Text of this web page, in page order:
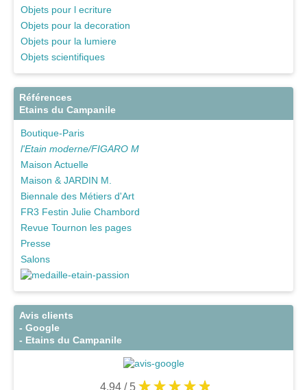
Objets pour l ecriture
Objets pour la decoration
Objets pour la lumiere
Objets scientifiques
Références
Etains du Campanile
Boutique-Paris
l'Etain moderne/FIGARO M
Maison Actuelle
Maison & JARDIN M.
Biennale des Métiers d'Art
FR3 Festin Julie Chambord
Revue Tournon les pages
Presse
Salons
Avis clients
- Google
- Etains du Campanile
4.94/ 5